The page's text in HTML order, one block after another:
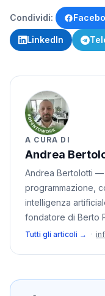
Condividi:
LinkedIn
A CURA DI
Andrea
Andrea Bertolotti
programmazione,
intelligenza
fondatore di Berto
Tutti gli articoli → ·